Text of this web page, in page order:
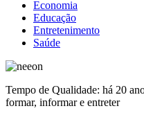
Economia
Educação
Entretenimento
Saúde
Tempo de Qualidade: há 20
formar, informar e entreter